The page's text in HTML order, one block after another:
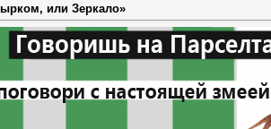
или Зеркало»